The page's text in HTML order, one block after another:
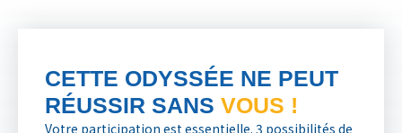
CETTE ODYSSÉE NE PEUT
RÉUSSIR SANS VOUS !
Votre participation est essentielle. 3 possibilités de